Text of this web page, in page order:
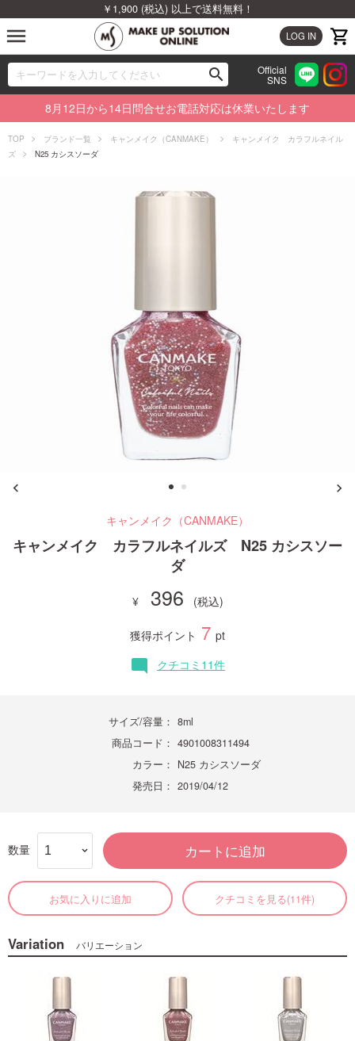
￥1,900 (税込) 以上で送料無料！
LOG IN
menu
search
00
Official
SNS
ブランドから探す
カテゴリから探す
8月12日から14日問合せお電話対応は休業いたします
TOP ブランド一覧 キャンメイク（CANMAKE）
キャンメイク カラフルネイル
ズ
N25 カシスソーダ
キャンメイク（CANMAKE）
キャンメイク カラフルネイルズ N25 カシスソー
ダ
396
獲得ポイント 7 pt
mode_comment クチコミ11件
サイズ/容量： 8ml
商品コード： 4901008311494
カラー：
N25 カシスソーダ
発売日： 2019/04/12
数量 カートに追加
お気に入りに追加 クチコミを見る(11件)
Variation バリエーション